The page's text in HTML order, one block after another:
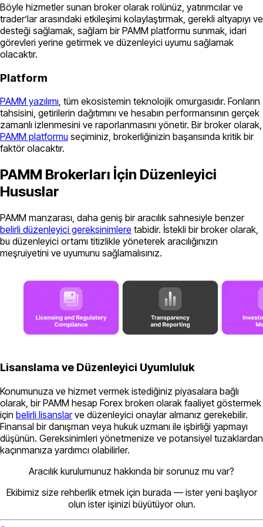
Böyle hizmetler sunan broker olarak rolünüz, yatırımcılar ve
trader’lar arasındaki etkileşimi kolaylaştırmak, gerekli altyapıyı ve
desteği sağlamak, sağlam bir PAMM platformu sunmak, idari
görevleri yerine getirmek ve düzenleyici uyumu sağlamak
olacaktır.
Platform
PAMM yazılımı, tüm ekosistemin teknolojik omurgasıdır. Fonların
tahsisini, getirilerin dağıtımını ve hesabın performansının gerçek
zamanlı izlenmesini ve raporlanmasını yönetir. Bir broker olarak,
PAMM platformu seçiminiz, brokerliğinizin başarısında kritik bir
faktör olacaktır.
PAMM Brokerları İçin Düzenleyici
Hususlar
PAMM manzarası, daha geniş bir aracılık sahnesiyle benzer
belirli düzenleyici gereksinimlere tabidir. İstekli bir broker olarak,
bu düzenleyici ortamı titizlikle yöneterek aracılığınızın
meşruiyetini ve uyumunu sağlamalısınız.
Lisanslama ve Düzenleyici Uyumluluk
Konumunuza ve hizmet vermek istediğiniz piyasalara bağlı
olarak, bir PAMM hesap Forex brokerı olarak faaliyet göstermek
için belirli lisanslarve düzenleyici onaylar almanız gerekebilir.
Finansal bir danışman veya hukuk uzmanı ile işbirliği yapmayı
düşünün. Gereksinimleri yönetmenize ve potansiyel tuzaklardan
kaçınmanıza yardımcı olabilirler.
Aracılık kurulumunuz hakkında bir sorunuz mu var?
Ekibimiz size rehberlik etmek için burada — ister yeni başlıyor
olun ister işinizi büyütüyor olun.